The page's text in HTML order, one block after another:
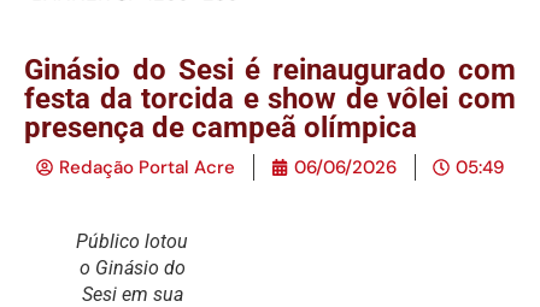
Ginásio do Sesi é reinaugurado com
festa da torcida e show de vôlei com
presença de campeã olímpica
Redação Portal Acre 06/06/2026 05:49
Público lotou
o Ginásio do
Sesi em sua